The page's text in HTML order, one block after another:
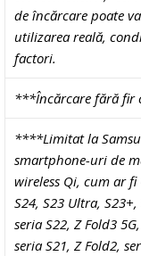
de încărcare poate
utilizarea reală,
factori.
***Încărcare fără fir
****Limitat la
smartphone-uri de
wireless Qi, cum ar fi
S24, S23 Ultra,
seria S22, Z Fold3
seria S21, Z Fold2,